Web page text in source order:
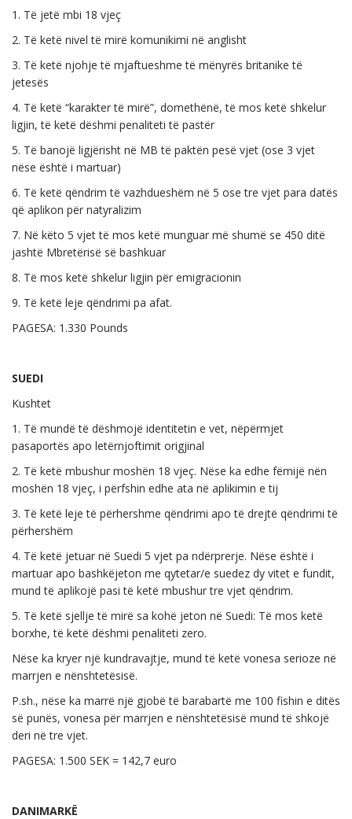
1. Të jetë mbi 18 vjeç
2. Të ketë nivel të mirë komunikimi në anglisht
3. Të ketë njohje të mjaftueshme të mënyrës britanike të
jetesës
4. Të ketë “karakter të mirë”, domethënë, të mos ketë shkelur
ligjin, të ketë dëshmi penaliteti të pastër
5. Të banojë ligjërisht në MB të paktën pesë vjet (ose 3 vjet
nëse është i martuar)
6. Të ketë qëndrim të vazhdueshëm në 5 ose tre vjet para datës
që aplikon për natyralizim
7. Në këto 5 vjet të mos ketë munguar më shumë se 450 ditë
jashtë Mbretërisë së bashkuar
8. Të mos ketë shkelur ligjin për emigracionin
9. Të ketë leje qëndrimi pa afat.
PAGESA: 1.330 Pounds
SUEDI
Kushtet
1. Të mundë të dëshmojë identitetin e vet, nëpërmjet
pasaportës apo letërnjoftimit origjinal
2. Të ketë mbushur moshën 18 vjeç. Nëse ka edhe fëmijë nën
moshën 18 vjeç, i përfshin edhe ata në aplikimin e tij
3. Të ketë leje të përhershme qëndrimi apo të drejtë qëndrimi të
përhershëm
4. Të ketë jetuar në Suedi 5 vjet pa ndërprerje. Nëse është i
martuar apo bashkëjeton me qytetar/e suedez dy vitet e fundit,
mund të aplikojë pasi të ketë mbushur tre vjet qëndrim.
5. Të ketë sjellje të mirë sa kohë jeton në Suedi: Të mos ketë
borxhe, të ketë dëshmi penaliteti zero.
Nëse ka kryer një kundravajtje, mund të ketë vonesa serioze në
marrjen e nënshtetësisë.
P.sh., nëse ka marrë një gjobë të barabartë me 100 fishin e ditës
së punës, vonesa për marrjen e nënshtetësisë mund të shkojë
deri në tre vjet.
PAGESA: 1.500 SEK = 142,7 euro
DANIMARKË